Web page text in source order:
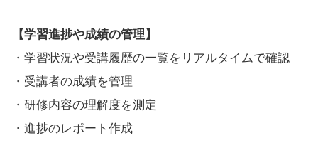
【学習進捗や成績の管理】
・学習状況や受講履歴の一覧をリアルタイムで確認
・受講者の成績を管理
・研修内容の理解度を測定
・進捗のレポート作成